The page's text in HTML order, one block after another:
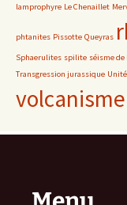
lamprophyre Le Chenaillet
phtanites Pissotte Queyras
Sphaerulites spilite séisme de
Transgression jurassique
volcanisme